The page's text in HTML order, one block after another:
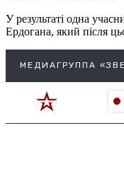
У результаті одна
Ердогана, який після